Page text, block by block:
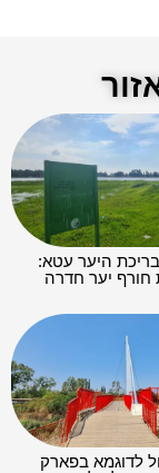
היער עטא:
חורף יער חדרה
לדוגמא בפארק